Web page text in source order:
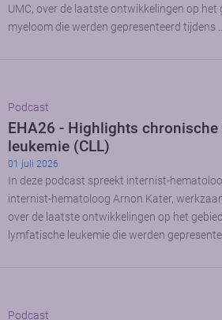
UMC, over de laatste ontwikkelingen op het
myeloom die werden gepresenteerd tijdens
Podcast
EHA26 - Highlights
leukemie (CLL)
01 juli 2026
In deze podcast spreekt internist-
internist-hematoloog Arnon Kater,
over de laatste ontwikkelingen op het
lymfatische leukemie die werden
Podcast